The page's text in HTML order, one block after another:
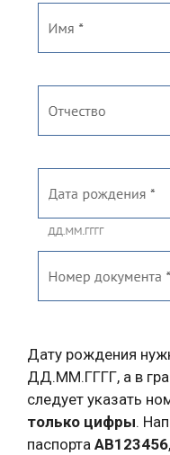
Дату рождения
ДД.ММ.ГГГГ, а в
следует указать
только цифры.
паспорта АВ123456